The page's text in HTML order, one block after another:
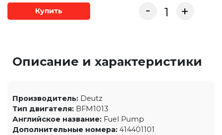
Купить - +
Описание и характеристики
Производитель: Deutz
Тип двигателя: BFM1013
Английское название: Fuel Pump
Дополнительные номера: 414401101